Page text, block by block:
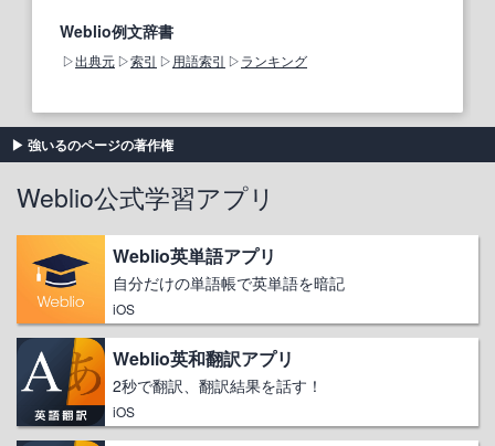
Weblio例文辞書
出典元 索引 用語索引 ランキング
強いるのページの著作権
Weblio公式学習アプリ
Weblio英単語アプリ
自分だけの単語帳で英単語を暗記
iOS
Weblio英和翻訳アプリ
2秒で翻訳、翻訳結果を話す！
iOS